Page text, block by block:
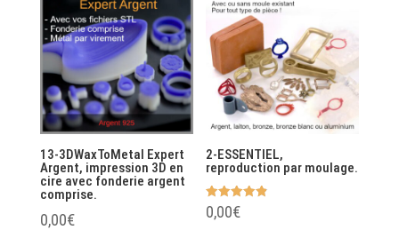
13-3DWaxToMetal Expert
Argent, impression 3D en
cire avec fonderie argent
comprise.
0,00€
2-ESSENTIEL,
reproduction par moulage.
Note
4.91
0,00€